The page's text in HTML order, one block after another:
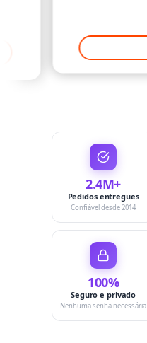
2.4M+
Pedidos entregues
Confiável desde 2014
100%
Seguro e privado
Nenhuma senha necessária